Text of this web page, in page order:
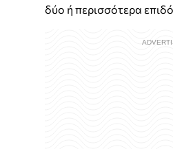
δύο ή περισσότερα